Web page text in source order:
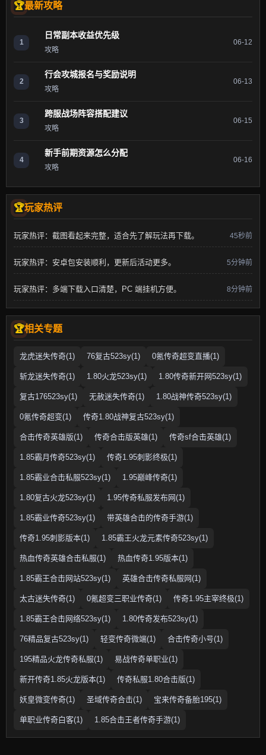
最新攻略
1
日常副本收益优先级
攻略
06-12
2
行会攻城报名与奖励说明
攻略
06-13
3
跨服战场阵容搭配建议
攻略
06-15
4
新手前期资源怎么分配
攻略
06-16
玩家热评
玩家热评：截图看起来完整，适合先了解玩法再下载。 45秒前
玩家热评：安卓包安装顺利，更新后活动更多。 5分钟前
玩家热评：多端下载入口清楚，PC 端挂机方便。 8分钟前
相关专题
龙虎迷失传奇(1) 76复古523sy(1) 0氪传奇超变直播(1)
斩龙迷失传奇(1) 1.80火龙523sy(1) 1.80传奇新开网523sy(1)
复古176523sy(1) 无赦迷失传奇(1) 1.80战神传奇523sy(1)
0氪传奇超变(1) 传奇1.80战神复古523sy(1)
合击传奇英雄版(1) 传奇合击版英雄(1) 传奇sf合击英雄(1)
1.85霸月传奇523sy(1) 传奇1.95刺影终极(1)
1.85霸业合击私服523sy(1) 1.95巅峰传奇(1)
1.80复古火龙523sy(1) 1.95传奇私服发布网(1)
1.85霸业传奇523sy(1) 带英雄合击的传奇手游(1)
传奇1.95刺影版本(1) 1.85霸王火龙元素传奇523sy(1)
热血传奇英雄合击私服(1) 热血传奇1.95版本(1)
1.85霸王合击网站523sy(1) 英雄合击传奇私服网(1)
太古迷失传奇(1) 0氪超变三职业传奇(1) 传奇1.95主宰终极(1)
1.85霸王合击网络523sy(1) 1.80传奇发布523sy(1)
76精品复古523sy(1) 轻变传奇微端(1) 合击传奇小号(1)
195精品火龙传奇私服(1) 易战传奇单职业(1)
新开传奇1.85火龙版本(1) 传奇私服1.80合击版(1)
妖皇微变传奇(1) 圣域传奇合击(1) 宝来传奇备胎195(1)
单职业传奇白客(1) 1.85合击王者传奇手游(1)